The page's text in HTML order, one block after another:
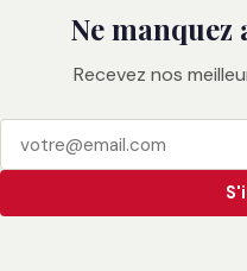
Ne
Recevez nos